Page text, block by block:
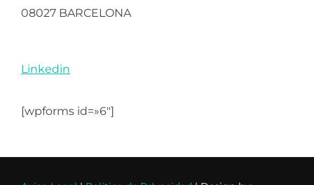
08027 BARCELONA
Linkedin
[wpforms id=»6″]